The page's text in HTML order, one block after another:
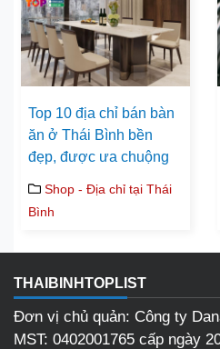
Top 10 địa chỉ bán bàn
ăn ở Thái Bình bền
đẹp, được ưa chuộng
Shop - Địa chỉ tại Thái
Bình
THAIBINHTOPLIST
Đơn vị chủ quản: Công ty
MST: 0402001765 cấp ngày